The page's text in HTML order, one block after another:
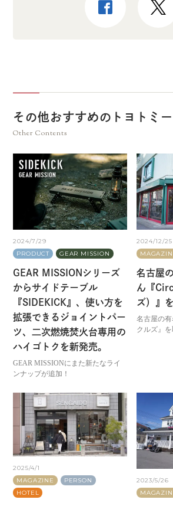
その他おすすめのトヨトミ
Other Contents
2024/7/29
PRODUCT
GEAR MISSION
GEAR MISSIONシリーズ
からサイドテーブル
『SIDEKICK』、使い方を
拡張できるジョイントパー
ツ、二次燃焼焚火台専用の
ハイゴトクを新発売。
GEAR MISSIONにまた新たなライ
ンナップが追加！
2024/12/25
名古屋
ん『
ズ）』
名古屋の
クルズ』を
2025/4/1
MAGAZINE
PERSON
HOTEL
2023/5/26